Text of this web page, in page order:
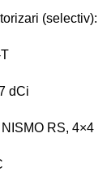
(selectiv):
dCi
RS, 4×4